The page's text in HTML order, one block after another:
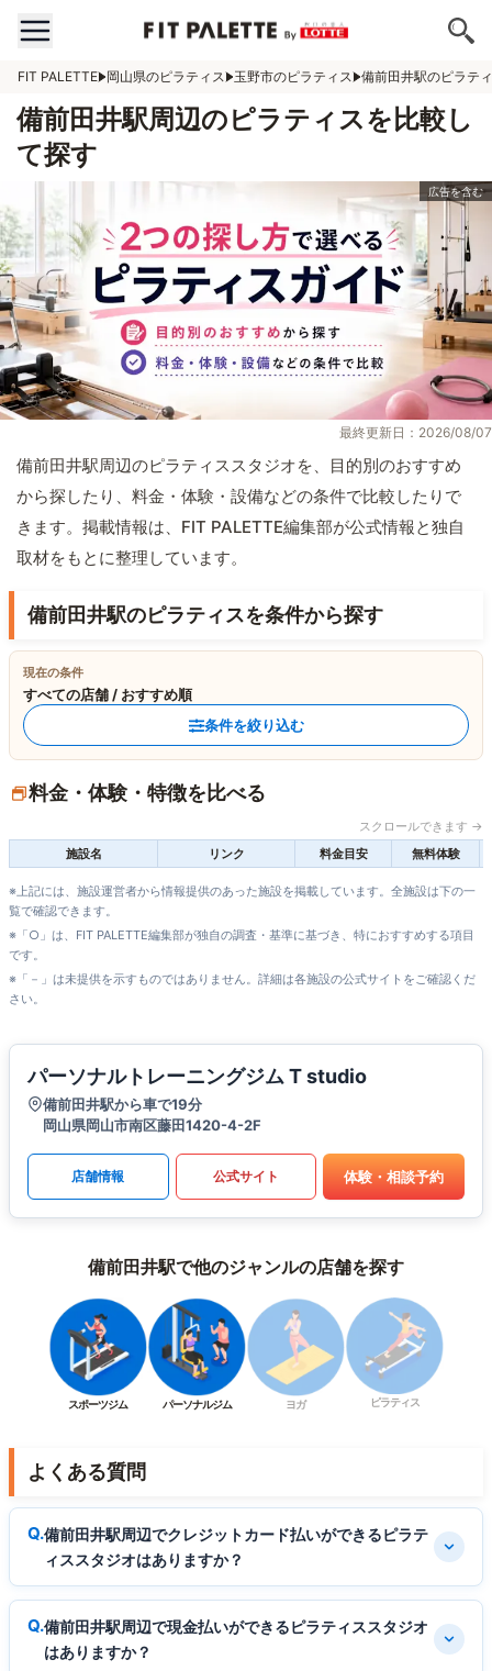
FIT PALETTE 岡山県のピラティス 玉野市のピラティス 備前田井駅のピラテ
備前田井駅周辺のピラティスを比較し
て探す
最終更新日：2026/08/07
備前田井駅周辺のピラティススタジオを、目的別のおすすめ
から探したり、料金・体験・設備などの条件で比較したりで
きます。掲載情報は、FIT PALETTE編集部が公式情報と独自
取材をもとに整理しています。
備前田井駅のピラティスを条件から探す
現在の条件
すべての店舗 / おすすめ順
条件を絞り込む
料金・体験・特徴を比べる
スクロールできます →
施設名
リンク 料金目安 無料体験
※上記には、施設運営者から情報提供のあった施設を掲載しています。全施設は下の一
覧で確認できます。
※「○」は、FIT PALETTE編集部が独自の調査・基準に基づき、特におすすめする項目
です。
※「－」は未提供を示すものではありません。詳細は各施設の公式サイトをご確認くだ
さい。
パーソナルトレーニングジム T studio
備前田井駅から車で19分
岡山県岡山市南区藤田1420-4-2F
店舗情報 公式サイト 体験・相談予約
備前田井駅で他のジャンルの店舗を探す
スポーツジム パーソナルジム ヨガ ピラティス
よくある質問
備前田井駅周辺でクレジットカード払いができるピラテ
ィススタジオはありますか？
備前田井駅周辺で現金払いができるピラティススタジオ
はありますか？